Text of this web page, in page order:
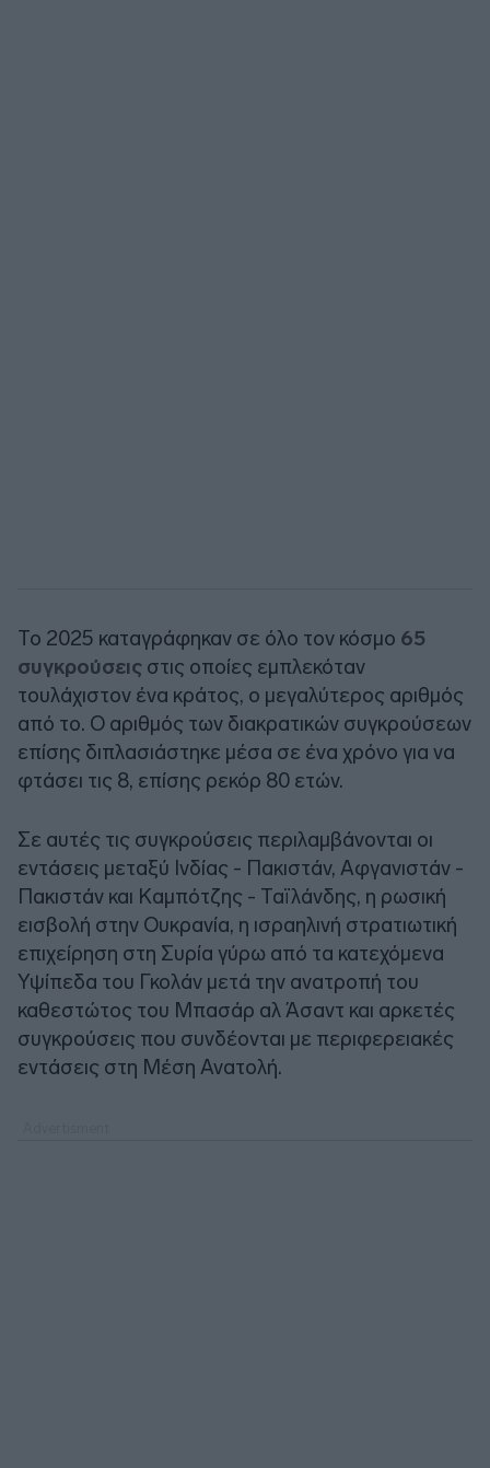
Το 2025 καταγράφηκαν σε όλο τον κόσμο 65
συγκρούσεις στις οποίες εμπλεκόταν
τουλάχιστον ένα κράτος, ο μεγαλύτερος αριθμός
από το. Ο αριθμός των διακρατικών συγκρούσεων
επίσης διπλασιάστηκε μέσα σε ένα χρόνο για να
φτάσει τις 8, επίσης ρεκόρ 80 ετών.
Σε αυτές τις συγκρούσεις περιλαμβάνονται οι
εντάσεις μεταξύ Ινδίας - Πακιστάν, Αφγανιστάν -
Πακιστάν και Καμπότζης - Ταϊλάνδης, η ρωσική
εισβολή στην Ουκρανία, η ισραηλινή στρατιωτική
επιχείρηση στη Συρία γύρω από τα κατεχόμενα
Υψίπεδα του Γκολάν μετά την ανατροπή του
καθεστώτος του Μπασάρ αλ Άσαντ και αρκετές
συγκρούσεις που συνδέονται με περιφερειακές
εντάσεις στη Μέση Ανατολή.